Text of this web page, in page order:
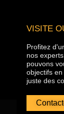
VISITE
Profitez
nos
pouvons
objectifs
juste des